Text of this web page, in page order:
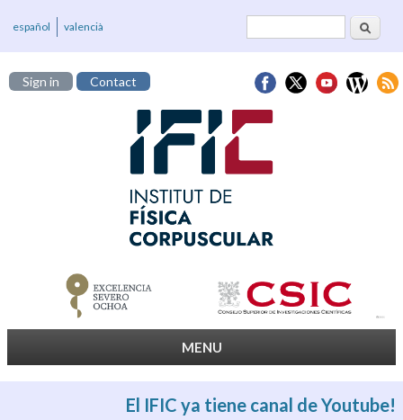
Search
español valencià
Sign in Contact
MENU
El IFIC ya tiene canal de Youtube!